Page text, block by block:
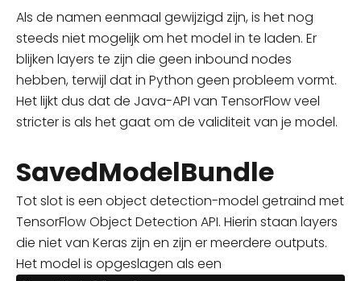
Als de namen eenmaal gewijzigd zijn, is het nog
steeds niet mogelijk om het model in te laden. Er
blijken layers te zijn die geen inbound nodes
hebben, terwijl dat in Python geen probleem vormt.
Het lijkt dus dat de Java-API van TensorFlow veel
stricter is als het gaat om de validiteit van je model.
SavedModelBundle
Tot slot is een object detection-model getraind met
TensorFlow Object Detection API. Hierin staan layers
die niet van Keras zijn en zijn er meerdere outputs.
Het model is opgeslagen als een